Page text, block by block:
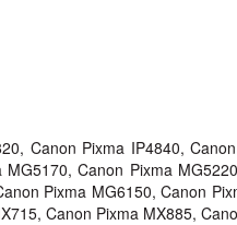
Canon Pixma IP4840,
Canon Pixma
Pixma MG6150, Canon
Canon Pixma MX885,